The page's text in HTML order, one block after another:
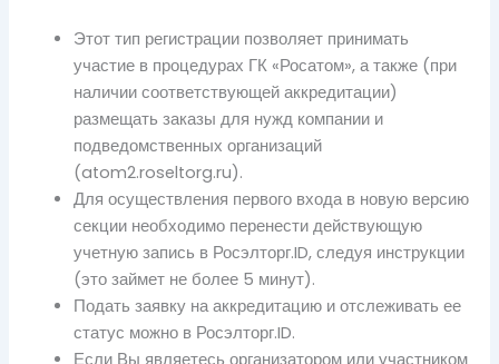
Этот тип регистрации позволяет принимать
участие в процедурах ГК «Росатом», а также (при
наличии соответствующей аккредитации)
размещать заказы для нужд компании и
подведомственных организаций
(atom2.roseltorg.ru).
Для осуществления первого входа в новую версию
секции необходимо перенести действующую
учетную запись в Росэлторг.ID, следуя инструкции
(это займет не более 5 минут).
Подать заявку на аккредитацию и отслеживать ее
статус можно в Росэлторг.ID.